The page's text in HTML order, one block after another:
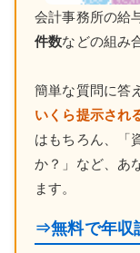
会計事務所の給
件数などの組み
簡単な質問に答
いくら提示され
はもちろん、「
か？」など、あ
ます。
⇒無料で年収